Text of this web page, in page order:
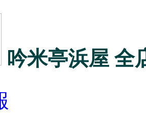
吟米亭浜屋 全